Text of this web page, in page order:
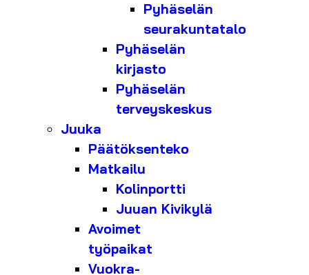
Pyhäselän
seurakuntatalo
Pyhäselän
kirjasto
Pyhäselän
terveyskeskus
Juuka
Päätöksenteko
Matkailu
Kolinportti
Juuan Kivikylä
Avoimet
työpaikat
Vuokra-